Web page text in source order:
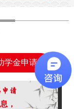
学金申请
，